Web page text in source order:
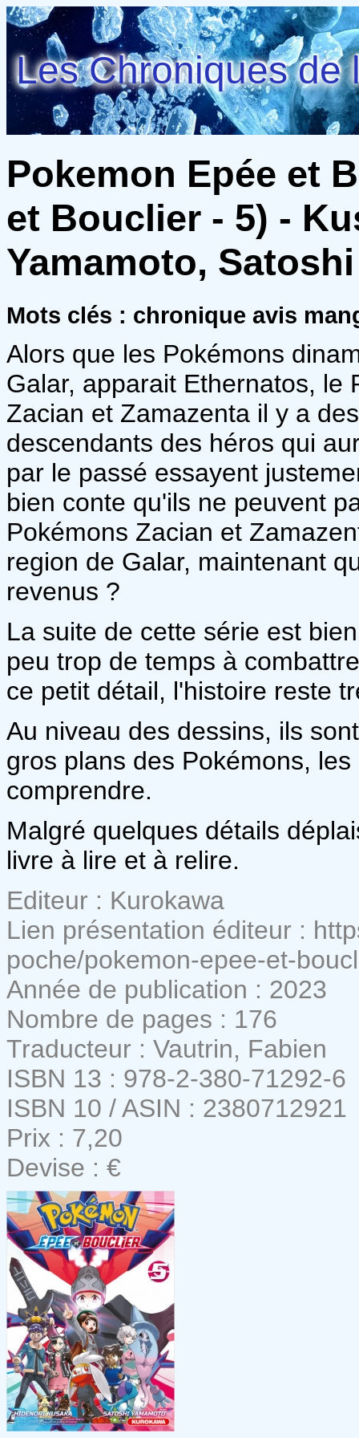
Les Chroniques de
Pokemon Epée et
et Bouclier - 5) -
Yamamoto, Satoshi
Mots clés : chronique avis
Alors que les Pokémons
Galar, apparait Ethernatos, le
Zacian et Zamazenta il y a
descendants des héros qui
par le passé essayent
bien conte qu'ils ne peuvent
Pokémons Zacian et
region de Galar, maintenant
revenus ?
La suite de cette série est
peu trop de temps à
ce petit détail, l'histoire reste
Au niveau des dessins, ils
gros plans des Pokémons,
comprendre.
Malgré quelques détails
livre à lire et à relire.
Editeur : Kurokawa
Lien présentation éditeur :
poche/pokemon-epee-et-
Année de publication : 2023
Nombre de pages : 176
Traducteur : Vautrin, Fabien
ISBN 13 : 978-2-380-71292-6
ISBN 10 / ASIN : 2380712921
Prix : 7,20
Devise : €